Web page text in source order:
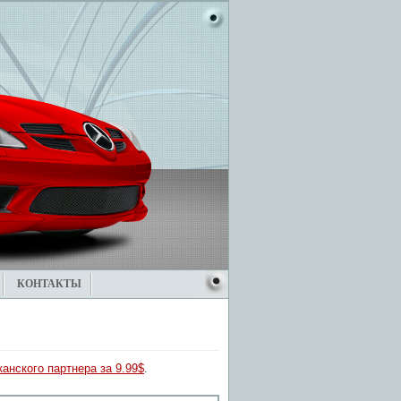
КОНТАКТЫ
партнера за 9.99$.